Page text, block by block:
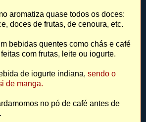
aromatiza quase todos os doces:
doces de frutas, de cenoura, etc.
bebidas quentes como chás e café
com frutas, leite ou iogurte.
de iogurte indiana, sendo o
de manga.
no pó de café antes de